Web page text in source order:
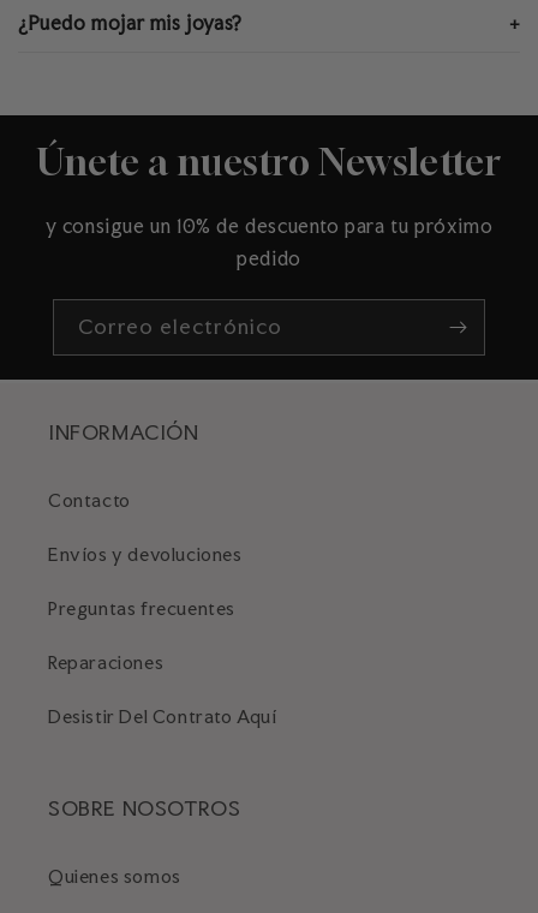
¿Puedo mojar mis joyas? +
Únete a nuestro Newsletter
y consigue un 10% de descuento para tu próximo
pedido
Correo electrónico
INFORMACIÓN
Contacto
Envíos y devoluciones
Preguntas frecuentes
Reparaciones
Desistir Del Contrato Aquí
SOBRE NOSOTROS
Quienes somos